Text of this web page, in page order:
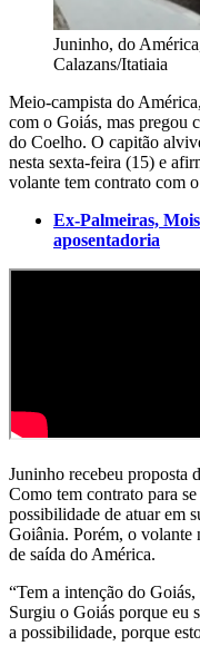
Juninho, do
Calazans/Itatiaia
Meio-campista do
com o Goiás, mas pregou
do Coelho. O capitão
nesta sexta-feira (15) e
volante tem contrato com
Ex-Palmeiras,
aposentadoria
Juninho recebeu proposta
Como tem contrato para
possibilidade de atuar em
Goiânia. Porém, o volante
de saída do América.
“Tem a intenção do
Surgiu o Goiás porque eu
a possibilidade, porque